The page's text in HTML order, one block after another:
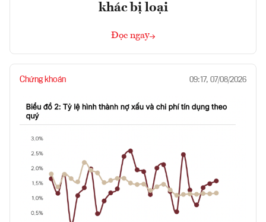
khác bị loại
Đọc ngay
Chứng khoán 09:17, 07/08/2026